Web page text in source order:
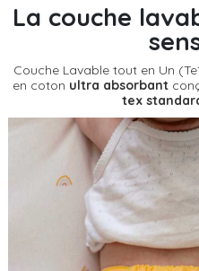
La couche
Couche Lavable tout en Un
en coton ultra absorbant
tex